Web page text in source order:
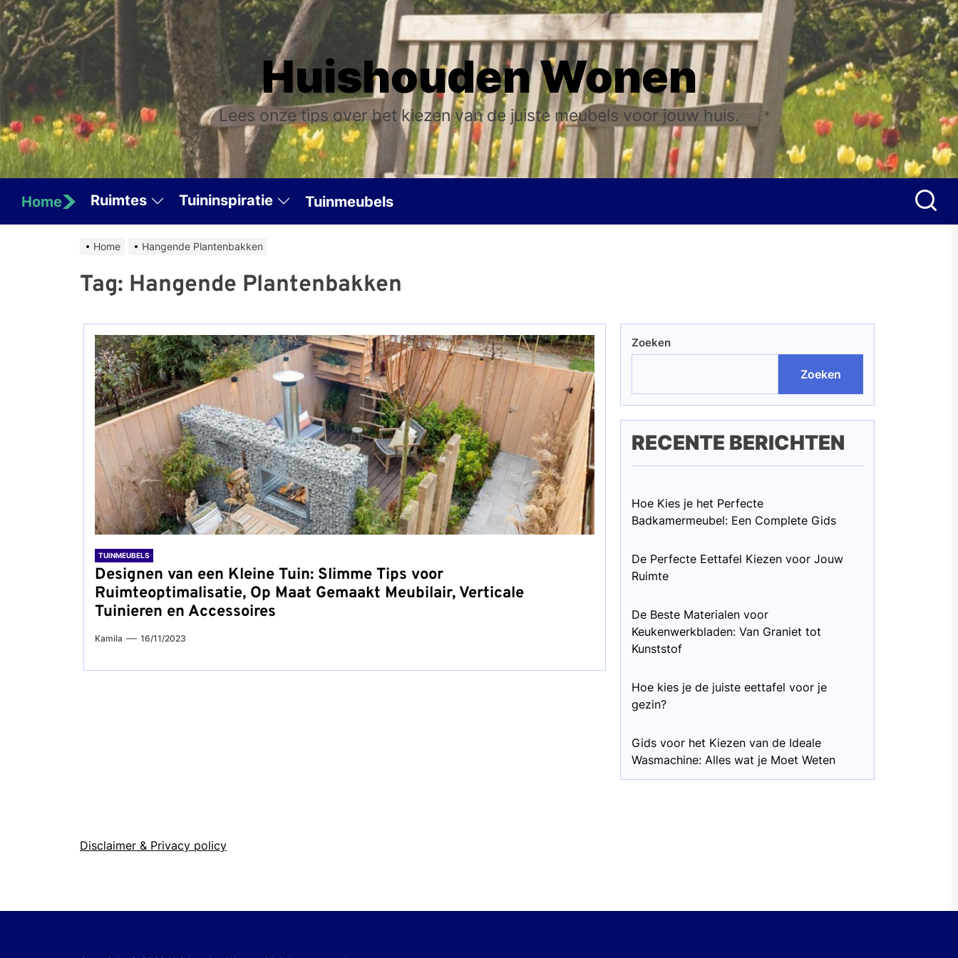
Skip
to
the
content
Huishouden Wonen
Lees onze tips over het kiezen van de juiste meubels voor jouw huis.
Home Ruimtes Tuininspiratie Tuinmeubels
Home Hangende Plantenbakken
Tag: Hangende Plantenbakken
TUINMEUBELS
Designen van een Kleine Tuin: Slimme Tips voor
Ruimteoptimalisatie, Op Maat Gemaakt Meubilair, Verticale
Tuinieren en Accessoires
Kamila 16/11/2023
Zoeken
Zoeken
RECENTE BERICHTEN
Hoe Kies je het Perfecte
Badkamermeubel: Een Complete Gids
De Perfecte Eettafel Kiezen voor Jouw
Ruimte
De Beste Materialen voor
Keukenwerkbladen: Van Graniet tot
Kunststof
Hoe kies je de juiste eettafel voor je
gezin?
Gids voor het Kiezen van de Ideale
Wasmachine: Alles wat je Moet Weten
Disclaimer & Privacy policy